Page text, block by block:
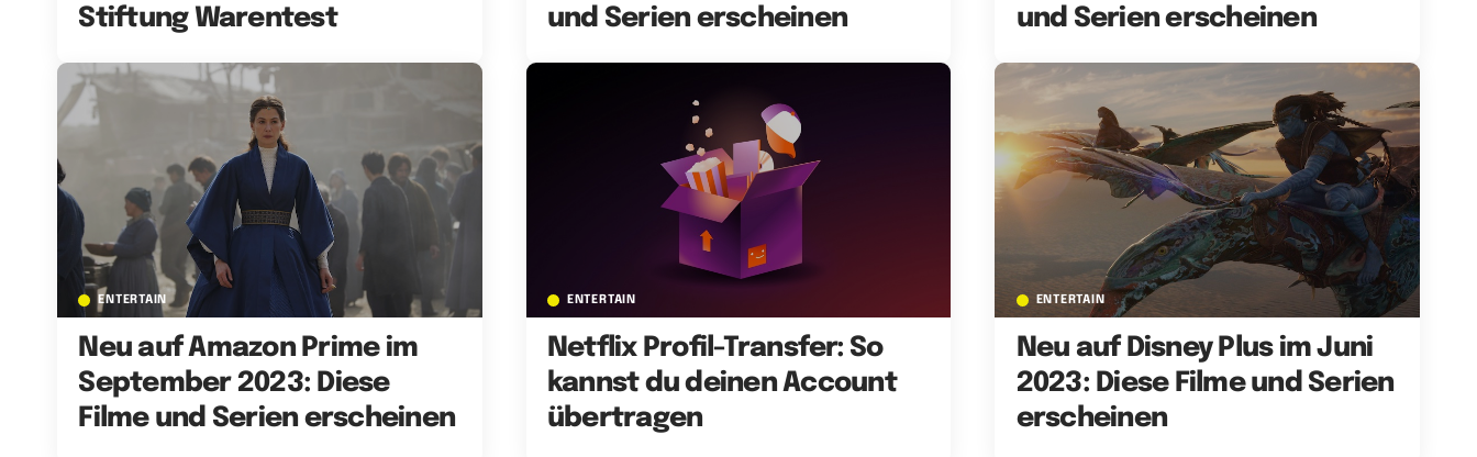
Stiftung Warentest
und Serien erscheinen
und Serien erscheinen
ENTERTAIN
Neu auf Amazon Prime im
September 2023: Diese
Filme und Serien erscheinen
ENTERTAIN
Netflix Profil-Transfer: So
kannst du deinen Account
übertragen
ENTERTAIN
Neu auf Disney Plus im Juni
2023: Diese Filme und Serien
erscheinen